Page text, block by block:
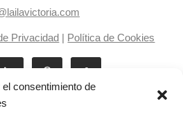
consentimiento de
Privacidad | Política de Cookies